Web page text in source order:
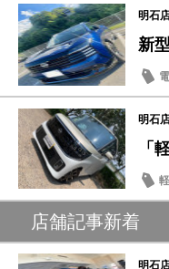
明石
新
明石
「
店舗記事新着
明石